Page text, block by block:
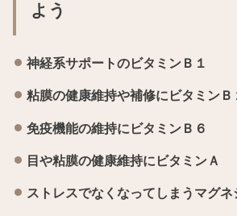
よう
神経系サポートのビタミンＢ１
粘膜の健康維持や補修にビタミンＢ
免疫機能の維持にビタミンＢ６
目や粘膜の健康維持にビタミンＡ
ストレスでなくなってしまうマグネ